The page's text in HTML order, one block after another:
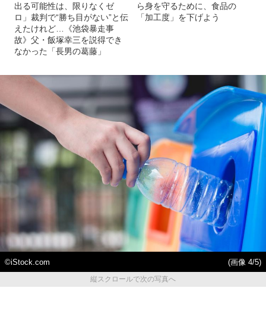
出る可能性は、限りなくゼ
ロ」裁判で“勝ち目がない”と伝
えたけれど…《池袋暴走事
故》父・飯塚幸三を説得でき
なかった「長男の葛藤」
ら身を守るために、食品の
「加工度」を下げよう
©iStock.com
(画像 4/5)
縦スクロールで次の写真へ